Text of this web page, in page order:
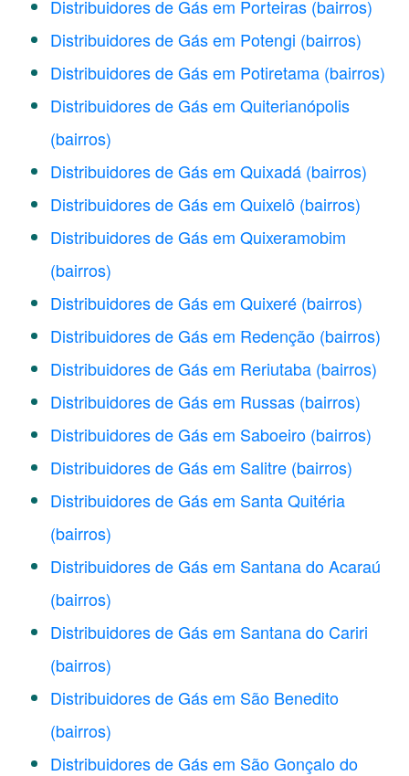
Distribuidores de Gás em Porteiras (bairros)
Distribuidores de Gás em Potengi (bairros)
Distribuidores de Gás em Potiretama (bairros)
Distribuidores de Gás em Quiterianópolis
(bairros)
Distribuidores de Gás em Quixadá (bairros)
Distribuidores de Gás em Quixelô (bairros)
Distribuidores de Gás em Quixeramobim
(bairros)
Distribuidores de Gás em Quixeré (bairros)
Distribuidores de Gás em Redenção (bairros)
Distribuidores de Gás em Reriutaba (bairros)
Distribuidores de Gás em Russas (bairros)
Distribuidores de Gás em Saboeiro (bairros)
Distribuidores de Gás em Salitre (bairros)
Distribuidores de Gás em Santa Quitéria
(bairros)
Distribuidores de Gás em Santana do Acaraú
(bairros)
Distribuidores de Gás em Santana do Cariri
(bairros)
Distribuidores de Gás em São Benedito
(bairros)
Distribuidores de Gás em São Gonçalo do